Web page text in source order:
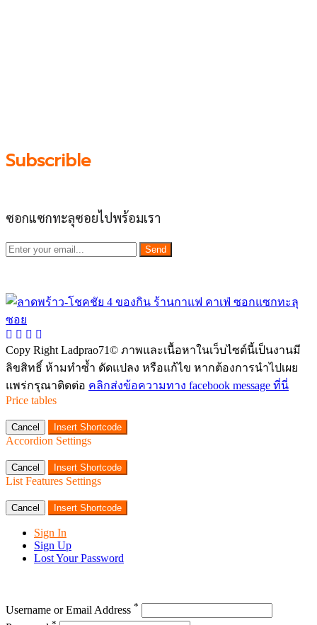
Subscrible
ซอกแซกทะลุซอยไปพร้อมเรา
Send
Copy Right Ladprao71© ภาพและเนื้อหาในเว็บไซต์นี้เป็นงานมี
ลิขสิทธิ์ ห้ามทำซ้ำ ดัดแปลง หรือแก้ไข หากต้องการนำไปเผย
แพร่กรุณาติดต่อ คลิกส่งข้อความทาง facebook message ที่นี่
Price tables
Cancel Insert Shortcode
Accordion Settings
Cancel Insert Shortcode
List Features Settings
Cancel Insert Shortcode
Sign In
Sign Up
Lost Your Password
Username or Email Address *